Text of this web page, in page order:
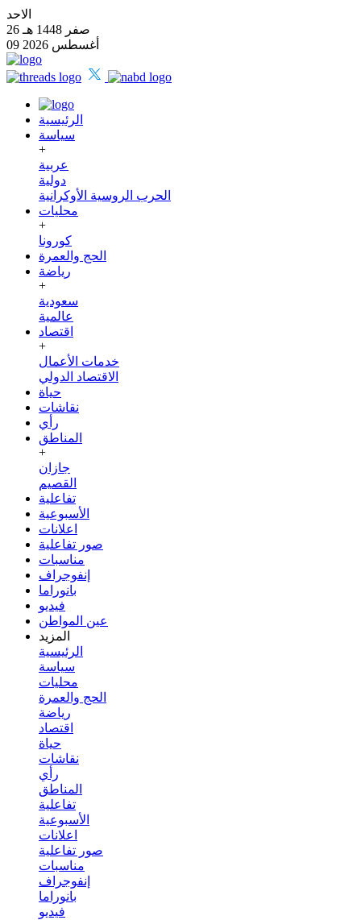
الاحد
26 صفر 1448 هـ
09 أغسطس 2026
الرئيسية
سياسة
+
عربية
دولية
الحرب الروسية الأوكرانية
محليات
+
كورونا
الحج والعمرة
رياضة
+
سعودية
عالمية
اقتصاد
+
خدمات الأعمال
الاقتصاد الدولي
حياة
نقاشات
رأي
المناطق
+
جازان
القصيم
تفاعلية
الأسبوعية
اعلانات
صور تفاعلية
مناسبات
إنفوجراف
بانوراما
فيديو
عين المواطن
المزيد
الرئيسية
سياسة
محليات
الحج والعمرة
رياضة
اقتصاد
حياة
نقاشات
رأي
المناطق
تفاعلية
الأسبوعية
اعلانات
صور تفاعلية
مناسبات
إنفوجراف
بانوراما
فيديو